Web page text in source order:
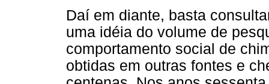
Daí em diante, basta
uma idéia do volume de
comportamento social de
obtidas em outras fontes e